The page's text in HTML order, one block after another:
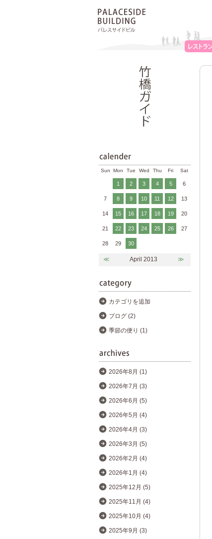
Sun Mon Tue Wed Thu Fri Sat
1 2 3 4 5 6
7 8 9 10 11 12 13
14 15 16 17 18 19 20
21 22 23 24 25 26 27
28 29 30
≪ April 2013 ≫
カテゴリを追加
ブログ (2)
季節の便り (1)
2026年8月 (1)
2026年7月 (3)
2026年6月 (5)
2026年5月 (4)
2026年4月 (3)
2026年3月 (5)
2026年2月 (4)
2026年1月 (4)
2025年12月 (5)
2025年11月 (4)
2025年10月 (4)
2025年9月 (3)